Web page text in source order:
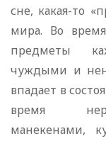
сне, какая-то
мира. Во
предметы
чуждыми и
впадает в
время
манекенами,